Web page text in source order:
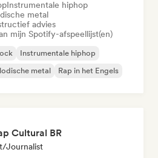
Instrumentale hiphop
metal
advies
mijn Spotify-afspeellijst(en)
Instrumentale hiphop
metal Rap in het Engels
Cultural BR
Journalist